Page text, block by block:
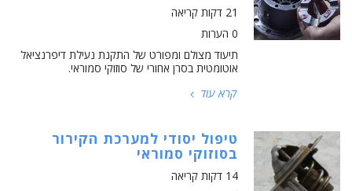
21 דקות קריאה
0 הערות
תיעוד מצולם ומפורט של התקנת נעילת דיפרנציאל
אוטומטית בסרן אחורי של סוזוקי סמוראי.
קרא עוד
טיפול יסודי למערכת הקירור
בסוזוקי סמוראי
14 דקות קריאה